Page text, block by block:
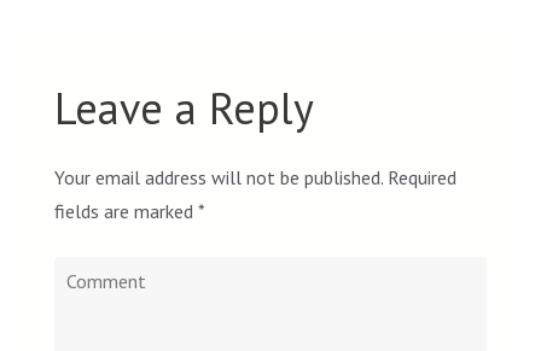
Leave a Reply
Your email address will not be published. Required
fields are marked *
Comment